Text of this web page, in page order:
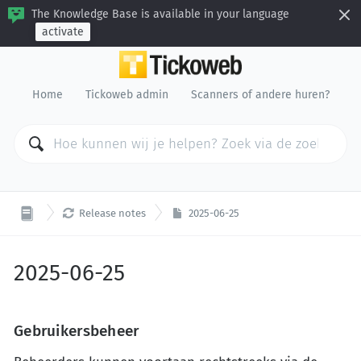
The Knowledge Base is available in your language
activate
Home Tickoweb admin Scanners of andere huren?
 Release notes 2025-06-25
2025-06-25
Gebruikersbeheer